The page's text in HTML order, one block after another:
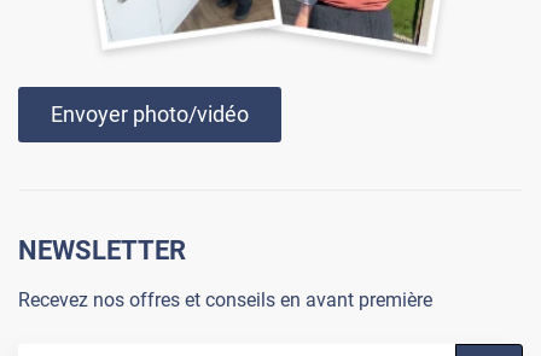
Envoyer photo/vidéo
NEWSLETTER
Recevez nos offres et conseils en avant première